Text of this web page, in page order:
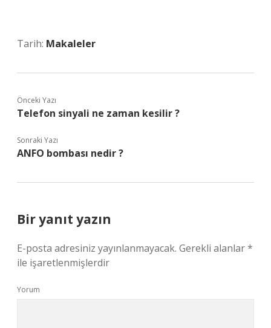
Tarih: Makaleler
Önceki Yazı
Telefon sinyali ne zaman kesilir ?
Sonraki Yazı
ANFO bombası nedir ?
Bir yanıt yazın
E-posta adresiniz yayınlanmayacak. Gerekli alanlar*
ile işaretlenmişlerdir
Yorum